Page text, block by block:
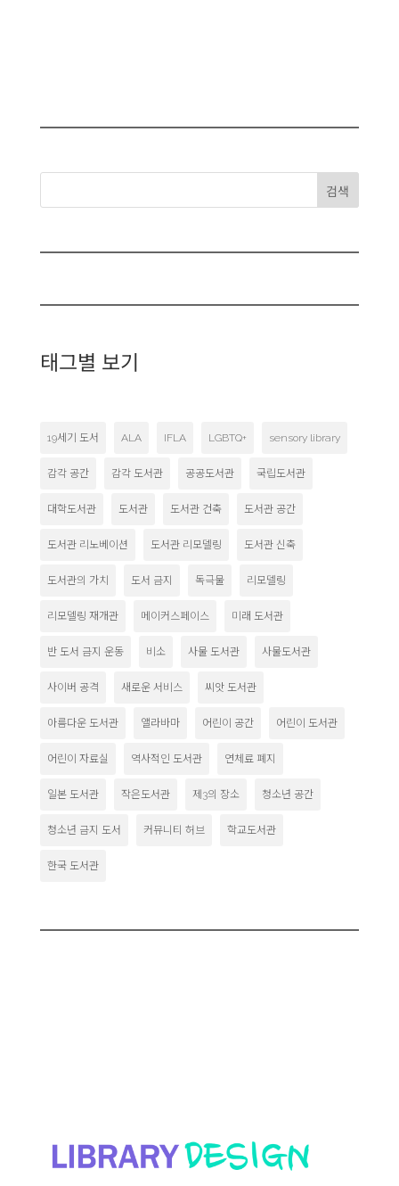
검색
태그별 보기
19세기 도서 ALA IFLA LGBTQ+ sensory library
감각 공간 감각 도서관 공공도서관 국립도서관
대학도서관 도서관 도서관 건축 도서관 공간
도서관 리노베이션 도서관 리모델링 도서관 신축
도서관의 가치 도서 금지 독극물 리모델링
리모델링 재개관 메이커스페이스 미래 도서관
반 도서 금지 운동 비소 사물 도서관 사물도서관
사이버 공격 새로운 서비스 씨앗 도서관
아름다운 도서관 앨라바마 어린이 공간 어린이 도서관
어린이 자료실 역사적인 도서관 연체료 폐지
일본 도서관 작은도서관 제3의 장소 청소년 공간
청소년 금지 도서 커뮤니티 허브 학교도서관
한국 도서관